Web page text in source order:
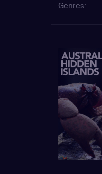
Genres: